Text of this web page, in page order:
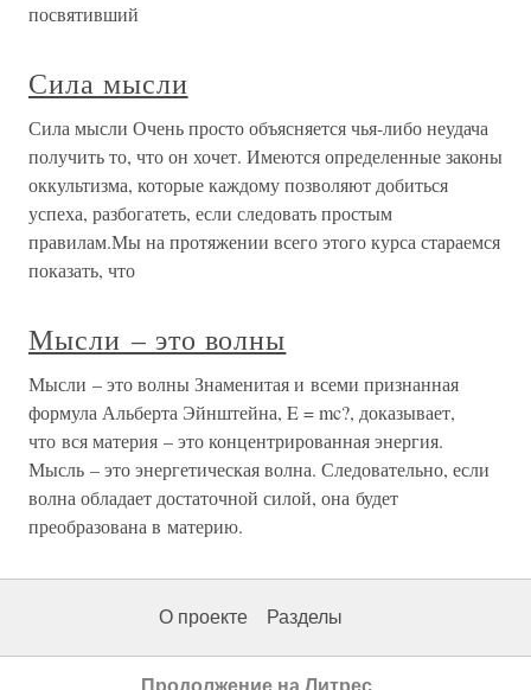
посвятивший
Сила мысли
Сила мысли Очень просто объясняется чья-либо неудача
получить то, что он хочет. Имеются определенные законы
оккультизма, которые каждому позволяют добиться
успеха, разбогатеть, если следовать простым
правилам.Мы на протяжении всего этого курса стараемся
показать, что
Мысли – это волны
Мысли – это волны Знаменитая и всеми признанная
формула Альберта Эйнштейна, E = mc?, доказывает,
что вся материя – это концентрированная энергия.
Мысль – это энергетическая волна. Следовательно, если
волна обладает достаточной силой, она будет
преобразована в материю.
О проекте Разделы
Продолжение на Литрес